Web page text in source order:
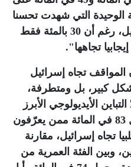
الوحيدة التي شهدت تحسنا
طفيفا في ‏التعاطف مع إسرائيل، رغم أن 30 بالمئة فقط
تجاهها".
تجاه إسرائيل
كبير، بل ‏ومتطرفة،
الأيديولوجي الأبرز
في الولايات المتحدة: إذ يحمل 83 في المائة ممن ‏يعرّفون
تجاه إسرائيل، مقارنة
وبين الفئة العمرية من